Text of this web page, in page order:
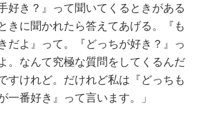
好き？』って聞いてくるときがある
きに聞かれたら答えてあげる。『も
だよ』って。『どっちが好き？』っ
。なんて究極な質問をしてくるんだ
すけれど。だけれど私は『どっちも
一番好き』って言います。」